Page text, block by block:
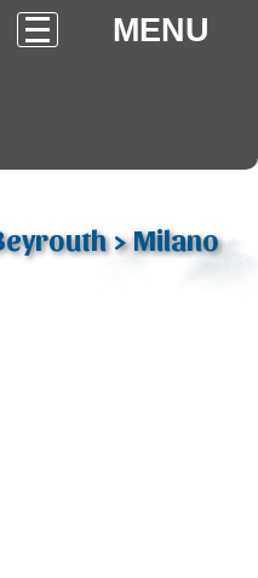
MENU
> Milano